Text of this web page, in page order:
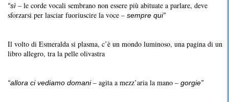
“sì – le corde vocali sembrano non essere più abituate a parlare, deve
sforzarsi per lasciar fuoriuscire la voce – sempre qui”
Il volto di Esmeralda si plasma, c’è un mondo luminoso, una pagina di un
libro allegro, tra la pelle olivastra
“allora ci vediamo domani– agita a mezz’aria la mano – gorgie”